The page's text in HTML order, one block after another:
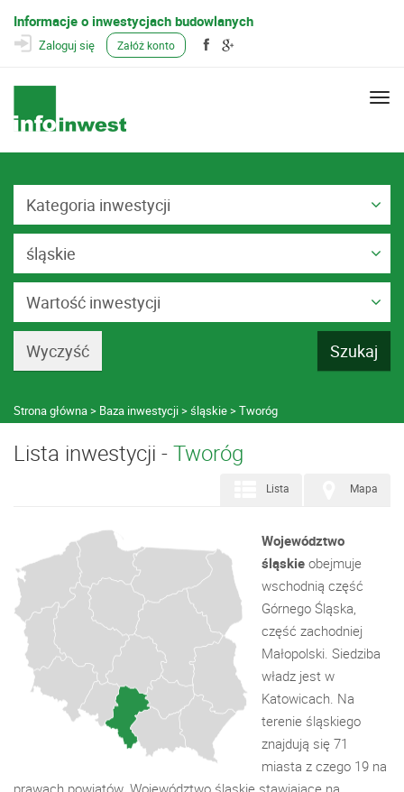
Informacje o inwestycjach budowlanych
Zaloguj się Załóż konto
Kategoria inwestycji
śląskie
Wartość inwestycji
Strona główna Baza inwestycji śląskie Tworóg
Lista inwestycji - Tworóg
Mapa
Lista
Województwo
śląskie obejmuje
wschodnią część
Górnego Śląska,
część zachodniej
Małopolski. Siedziba
władz jest w
Katowicach. Na
terenie śląskiego
znajdują się 71
miasta z czego 19 na
prawach powiatów. Województwo śląskie stawiające na